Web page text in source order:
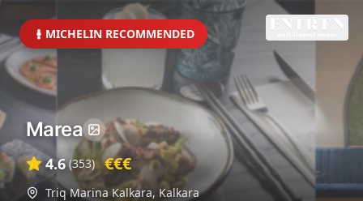
MICHELIN RECOMMENDED
Marea
4.6 (353) €€€
Triq Marina Kalkara, Kalkara